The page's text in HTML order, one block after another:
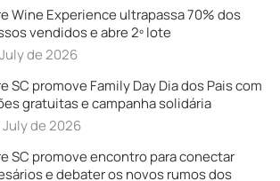
Wine Experience ultrapassa 70% dos
vendidos e abre 2º lote
de 2026
SC promove Family Day Dia dos Pais com
gratuitas e campanha solidária
de 2026
SC promove encontro para conectar
e debater os novos rumos dos